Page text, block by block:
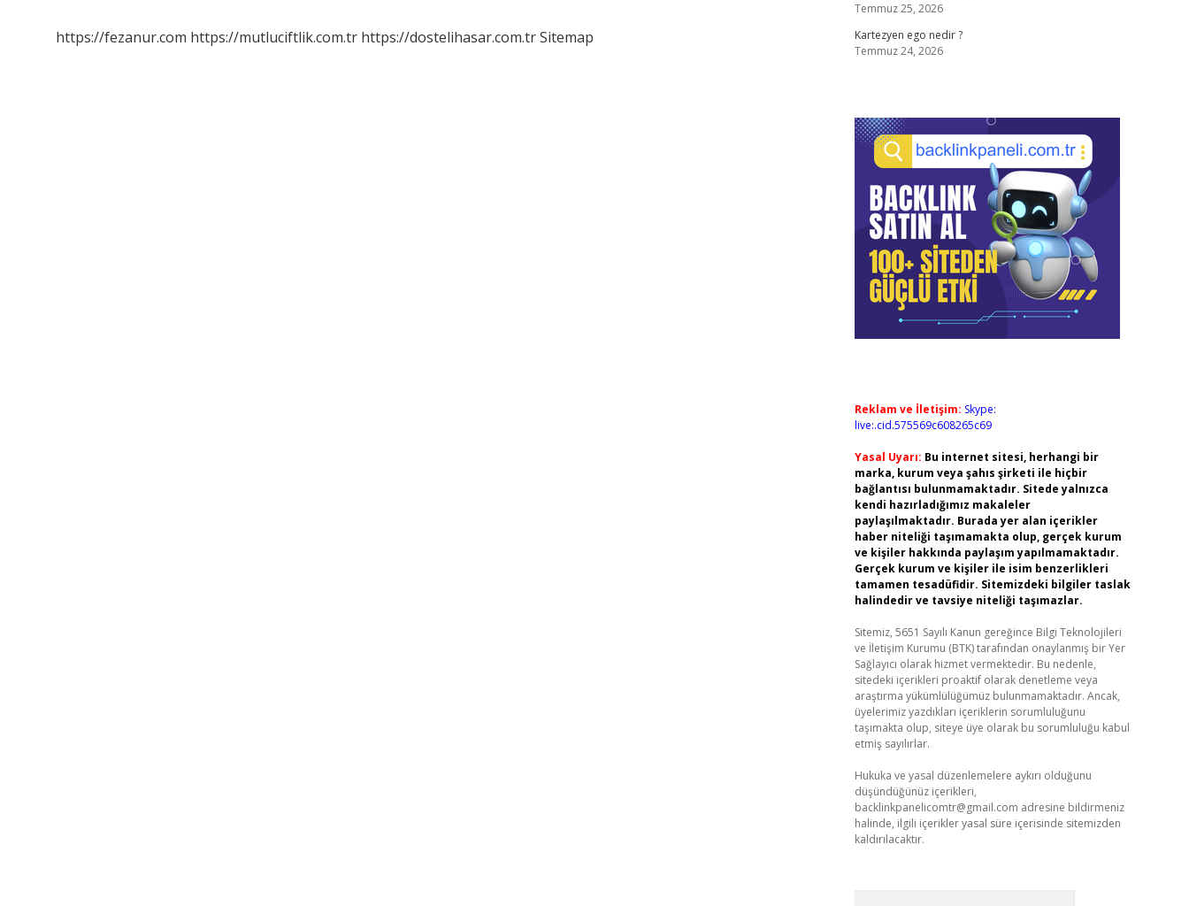
https://fezanur.com https://mutluciftlik.com.tr https://dostelihasar.com.trSitemap
Temmuz 25, 2026
Kartezyen ego nedir ?
Temmuz 24, 2026
Reklam ve İletişim: Skype:
live:.cid.575569c608265c69
Yasal Uyarı: Bu internet sitesi, herhangi bir
marka, kurum veya şahıs şirketi ile hiçbir
bağlantısı bulunmamaktadır. Sitede yalnızca
kendi hazırladığımız makaleler
paylaşılmaktadır. Burada yer alan içerikler
haber niteliği taşımamakta olup, gerçek kurum
ve kişiler hakkında paylaşım yapılmamaktadır.
Gerçek kurum ve kişiler ile isim benzerlikleri
tamamen tesadüfidir. Sitemizdeki bilgiler taslak
halindedir ve tavsiye niteliği taşımazlar.
Sitemiz, 5651 Sayılı Kanun gereğince Bilgi Teknolojileri
ve İletişim Kurumu (BTK) tarafından onaylanmış bir Yer
Sağlayıcı olarak hizmet vermektedir. Bu nedenle,
sitedeki içerikleri proaktif olarak denetleme veya
araştırma yükümlülüğümüz bulunmamaktadır. Ancak,
üyelerimiz yazdıkları içeriklerin sorumluluğunu
taşımakta olup, siteye üye olarak bu sorumluluğu kabul
etmiş sayılırlar.
Hukuka ve yasal düzenlemelere aykırı olduğunu
düşündüğünüz içerikleri,
backlinkpanelicomtr@gmail.com adresine bildirmeniz
halinde, ilgili içerikler yasal süre içerisinde sitemizden
kaldırılacaktır.